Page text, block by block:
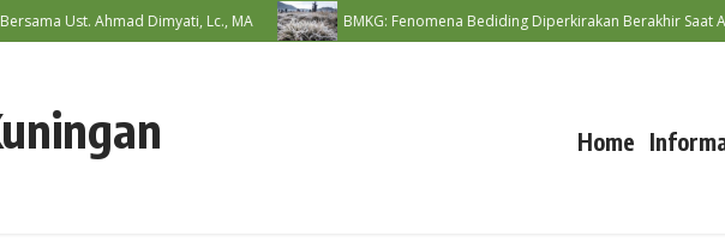
Ahmad Dimyati, Lc., MA BMKG: Fenomena Bediding Diperkirakan Berakhir Saat Awal
Home